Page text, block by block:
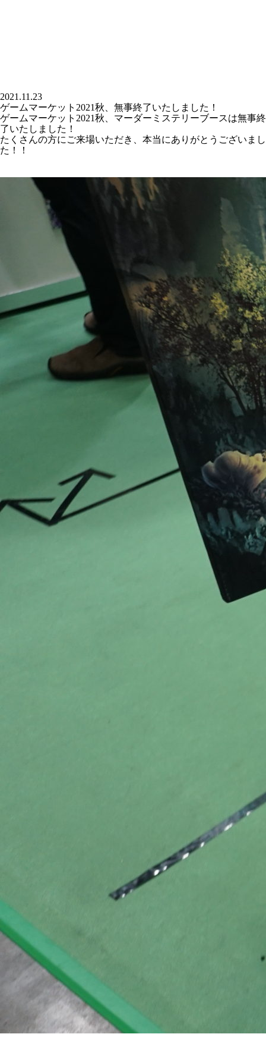
2021.11.23
ゲームマーケット2021秋、無事終了いたしました！
ゲームマーケット2021秋、マーダーミステリーブースは無事終
了いたしました！
たくさんの方にご来場いただき、本当にありがとうございまし
た！！